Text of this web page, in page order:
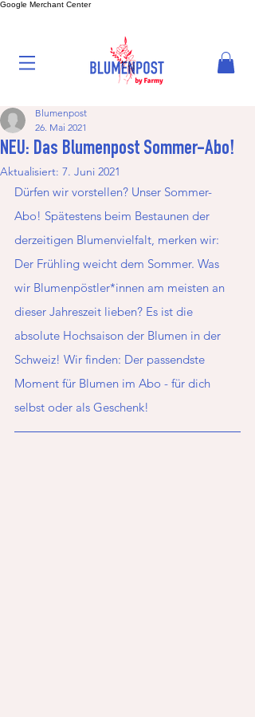
Google Merchant Center
NEU: Das Blumenpost Sommer-Abo!
Blumenpost
26. Mai 2021
Aktualisiert: 7. Juni 2021
Dürfen wir vorstellen? Unser Sommer-
Abo! Spätestens beim Bestaunen der
derzeitigen Blumenvielfalt, merken wir:
Der Frühling weicht dem Sommer. Was
wir Blumenpöstler*innen am meisten an
dieser Jahreszeit lieben? Es ist die
absolute Hochsaison der Blumen in der
Schweiz! Wir finden: Der passendste
Moment für Blumen im Abo - für dich
selbst oder als Geschenk!